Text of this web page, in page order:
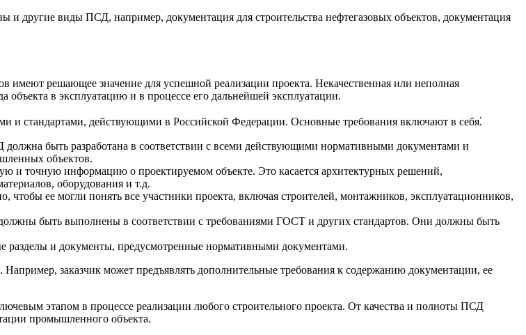
и другие виды ПСД, например, документация для строительства нефтегазовых объектов, документация
решающее значение для успешной реализации проекта. Некачественная или неполная
объекта в эксплуатацию и в процессе его дальнейшей эксплуатации.
стандартами, действующими в Российской Федерации. Основные требования включают в себя⁚
быть разработана в соответствии с всеми действующими нормативными документами и
объектов.
и точную информацию о проектируемом объекте. Это касается архитектурных решений,
оборудования и т.д.
ее могли понять все участники проекта, включая строителей, монтажников, эксплуатационников,
быть выполнены в соответствии с требованиями ГОСТ и других стандартов. Они должны быть
разделы и документы, предусмотренные нормативными документами.
заказчик может предъявлять дополнительные требования к содержанию документации, ее
этапом в процессе реализации любого строительного проекта. От качества и полноты ПСД
промышленного объекта.